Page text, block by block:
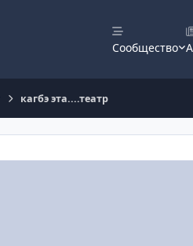
Сообщество
кагбэ эта....театр